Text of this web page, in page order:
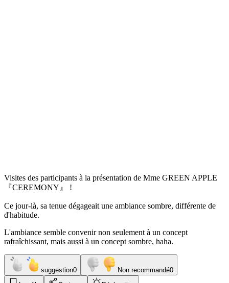
Visites des participants à la présentation de Mme GREEN APPLE
『CEREMONY』 !
Ce jour-là, sa tenue dégageait une ambiance sombre, différente de
d'habitude.
L'ambiance semble convenir non seulement à un concept
rafraîchissant, mais aussi à un concept sombre, haha.
suggestion0 Non recommandé0